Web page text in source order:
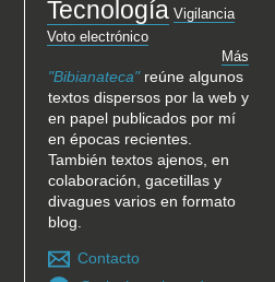
Tecnología Vigilancia
Voto electrónico
Más
"Bibianateca"reúne algunos
textos dispersos por la web y
en papel publicados por mí
en épocas recientes.
También textos ajenos, en
colaboración, gacetillas y
divagues varios en formato
blog.
Contacto